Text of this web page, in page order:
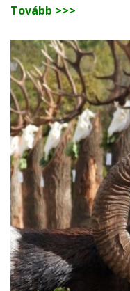
Tovább >>>